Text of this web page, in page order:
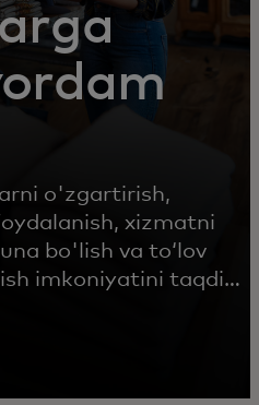
o'zgartirish,
xizmatni
bo'lish va to‘lov
imkoniyatini taqdim
ega